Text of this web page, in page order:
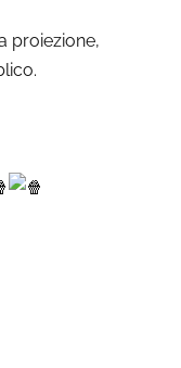
proiezione,